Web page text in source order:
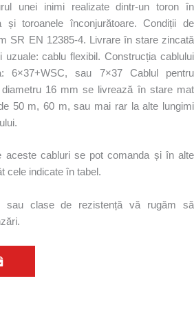
unei inimi realizate dintr-un toron în
și toroanele înconjurătoare. Condiții de
SR EN 12385-4. Livrare în stare zincată
uzuale: cablu flexibil. Construcția cablului
6×37+WSC, sau 7×37 Cablul pentru
16 mm se livrează în stare mat
50 m, 60 m, sau mai rar la alte lungimi
aceste cabluri se pot comanda și în alte
cele indicate în tabel.
sau clase de rezistență vă rugăm să